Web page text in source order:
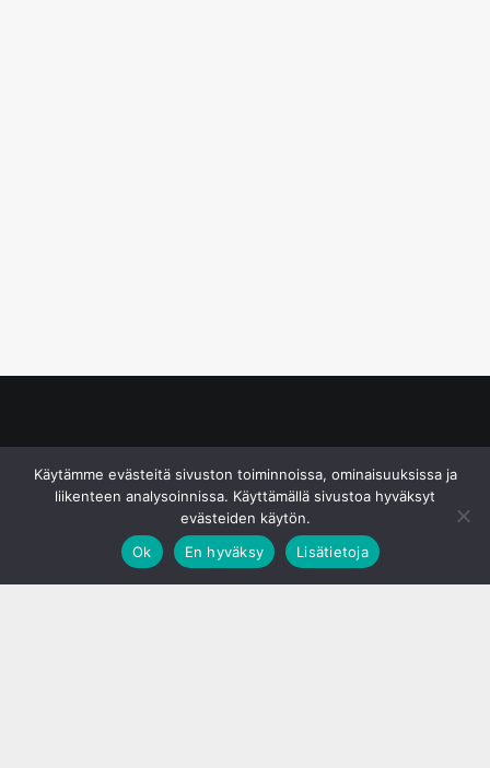
Käytämme evästeitä sivuston toiminnoissa, ominaisuuksissa ja
liikenteen analysoinnissa. Käyttämällä sivustoa hyväksyt
evästeiden käytön.
Ok
En hyväksy Lisätietoja